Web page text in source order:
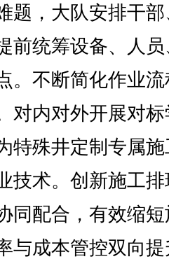
，大队安排干部
前统筹设备、人
。不断简化作业
对内对外开展对
特殊井定制专属
技术。创新施工
同配合，有效缩
与成本管控双向